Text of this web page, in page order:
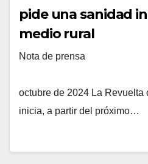
pide una sanidad
medio rural
Nota de prensa
4
octubre de 2024 La Revuelta
inicia, a partir del próximo…